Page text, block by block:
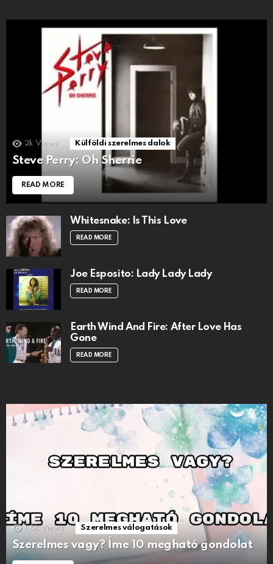
2k Views Külföldi szerelmes dalok
Steve Perry: Oh Sherrie
READ MORE
Whitesnake: Is This Love
READ MORE
Joe Esposito: Lady Lady Lady
READ MORE
Earth Wind And Fire: After Love Has
Gone
READ MORE
1.5k Views Szerelmes válogatások
Szerelmes vagy? Íme 10 megható gondolat